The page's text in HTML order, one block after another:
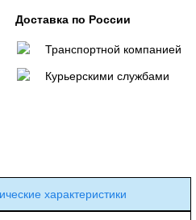
Доставка по России
Транспортной компанией
Курьерскими службами
характеристики